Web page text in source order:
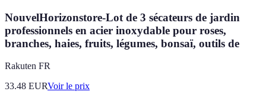
NouvelHorizonstore-Lot de 3 sécateurs de jardin
professionnels en acier inoxydable pour roses,
branches, haies, fruits, légumes, bonsaï, outils de
Rakuten FR
33.48 EURVoir le prix